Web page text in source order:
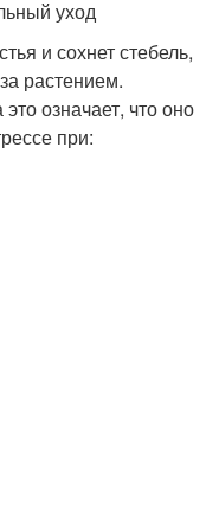
и сохнет стебель,
растением.
означает, что оно
при: